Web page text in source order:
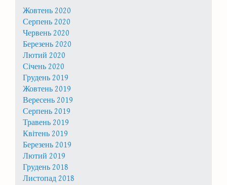
Жовтень 2020
Серпень 2020
Червень 2020
Березень 2020
Лютий 2020
Січень 2020
Грудень 2019
Жовтень 2019
Вересень 2019
Серпень 2019
Травень 2019
Квітень 2019
Березень 2019
Лютий 2019
Грудень 2018
Листопад 2018